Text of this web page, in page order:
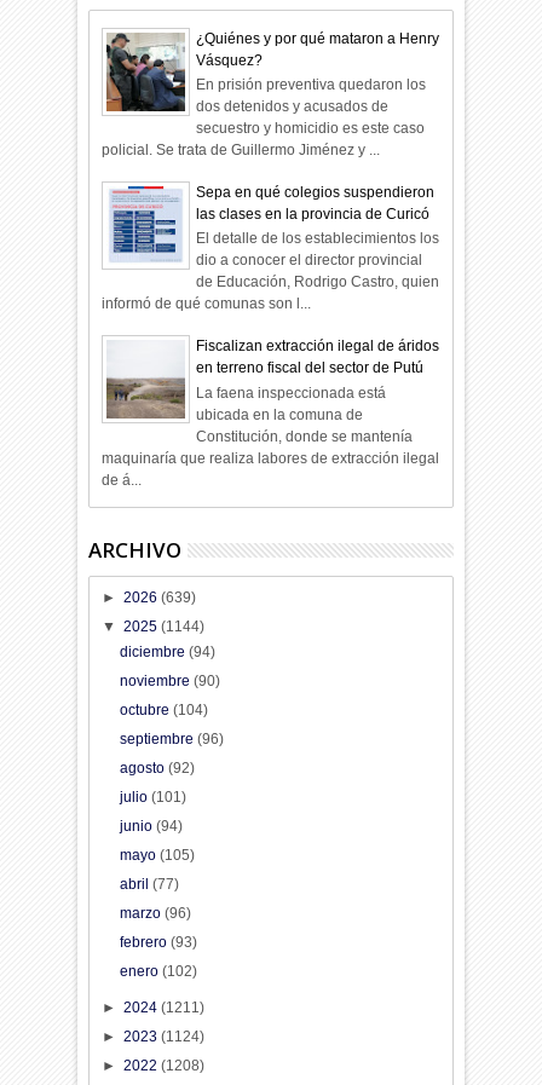
¿Quiénes y por qué mataron a Henry
Vásquez?
En prisión preventiva quedaron los
dos detenidos y acusados de
secuestro y homicidio es este caso
policial. Se trata de Guillermo Jiménez y ...
Sepa en qué colegios suspendieron
las clases en la provincia de Curicó
El detalle de los establecimientos los
dio a conocer el director provincial
de Educación, Rodrigo Castro, quien
informó de qué comunas son l...
Fiscalizan extracción ilegal de áridos
en terreno fiscal del sector de Putú
La faena inspeccionada está
ubicada en la comuna de
Constitución, donde se mantenía
maquinaría que realiza labores de extracción ilegal
de á...
ARCHIVO
►2026(639)
▼2025(1144)
diciembre (94)
noviembre (90)
octubre (104)
septiembre (96)
agosto (92)
julio (101)
junio (94)
mayo (105)
abril (77)
marzo (96)
febrero (93)
enero (102)
►2024(1211)
►2023(1124)
►2022(1208)